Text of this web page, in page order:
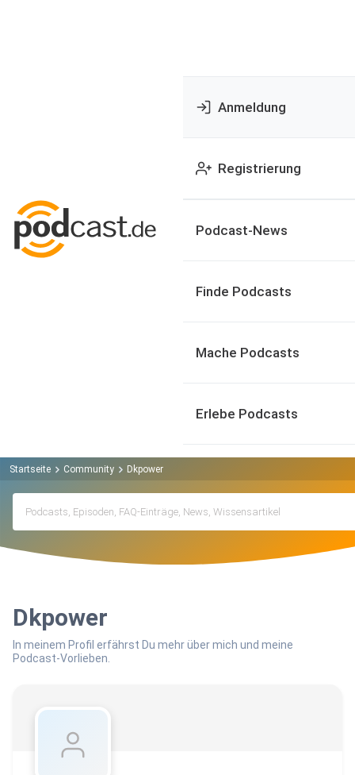
Anmeldung
Registrierung
Podcast-News
Finde Podcasts
Mache Podcasts
Erlebe Podcasts
Startseite Community Dkpower
Dkpower
In meinem Profil erfährst Du mehr über mich und meine
Podcast-Vorlieben.